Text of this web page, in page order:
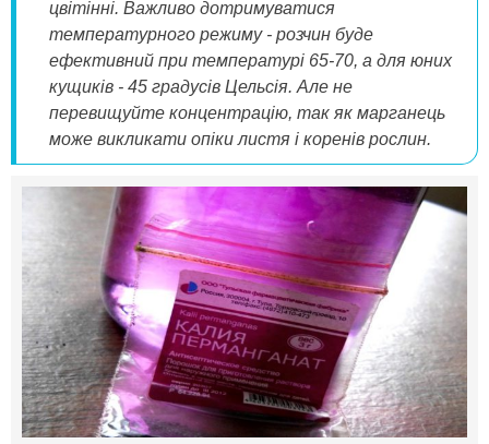
цвітінні. Важливо дотримуватися
температурного режиму - розчин буде
ефективний при температурі 65-70, а для юних
кущиків - 45 градусів Цельсія. Але не
перевищуйте концентрацію, так як марганець
може викликати опіки листя і коренів рослин.